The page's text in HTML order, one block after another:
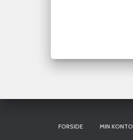
FORSIDE MIN KONTO